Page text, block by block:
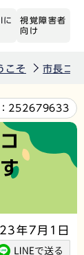
に
視覚障害者
向け
こそ 市長コ
252679633
年7月1日